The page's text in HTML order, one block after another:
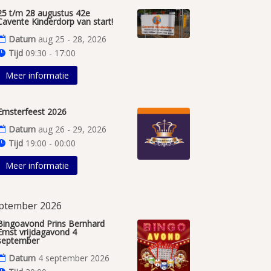
t/m 28 augustus 42e
Kinderdorp van start!
Datum aug 25 - 28, 2026
Tijd 09:30 - 17:00
Meer informatie
2026
Datum aug 26 - 29, 2026
Tijd 19:00 - 00:00
Meer informatie
2026
Prins Bernhard
vrijdagavond 4
Datum 4 september 2026